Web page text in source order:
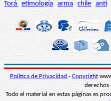
Torá etimología arma chile anti
Política de Privacidad - Copyright
derechos
Todo el material en estas páginas es